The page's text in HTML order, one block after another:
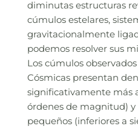
diminutas estructuras
cúmulos estelares,
gravitacionalmente
podemos resolver sus
Los cúmulos
Cósmicas presentan
significativamente más
órdenes de magnitud)
pequeños (inferiores a